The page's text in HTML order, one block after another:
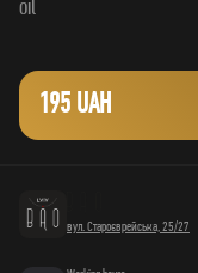
195 UAH
вул. Староєврейська, 25/27